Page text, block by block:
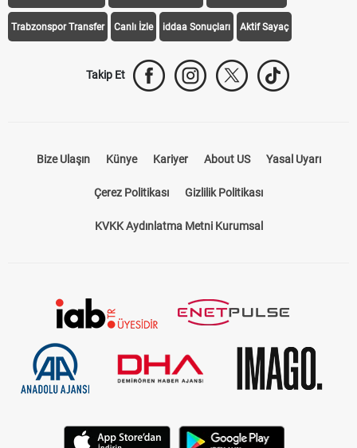
Trabzonspor Transfer Canlı İzle iddaa Sonuçları Aktif Sayaç
Takip Et
Bize Ulaşın Künye Kariyer About US Yasal Uyarı
Çerez Politikası Gizlilik Politikası
KVKK Aydınlatma Metni Kurumsal